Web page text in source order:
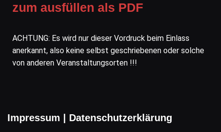
zum ausfüllen als PDF
ACHTUNG: Es wird nur dieser Vordruck beim Einlass
anerkannt, also keine selbst geschriebenen oder solche
von anderen Veranstaltungsorten !!!
Impressum Datenschutzerklärung